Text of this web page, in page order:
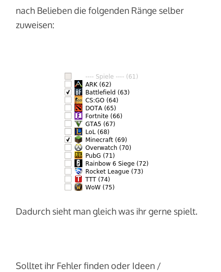
nach Belieben die folgenden Ränge selber
zuweisen:
Dadurch sieht man gleich was ihr gerne spielt.
Solltet ihr Fehler finden oder Ideen /